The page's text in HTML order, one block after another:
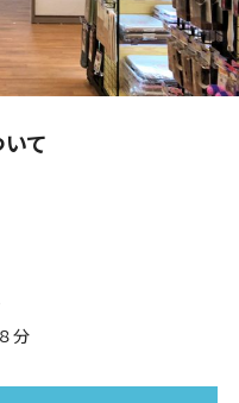
て
分